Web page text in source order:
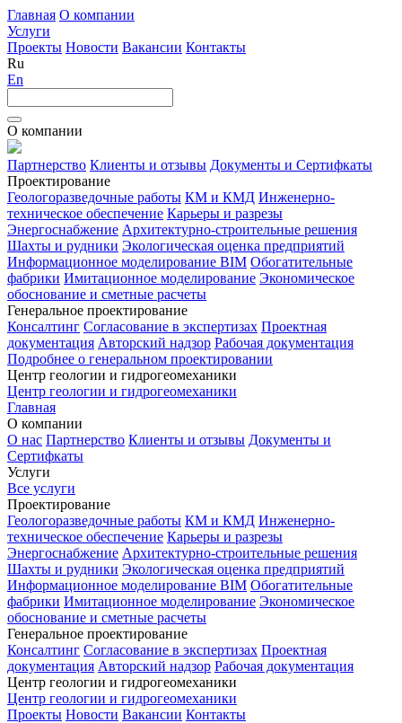
Главная О компании
Услуги
Проекты Новости Вакансии Контакты
Ru
En
О компании
Партнерство Клиенты и отзывы Документы и Сертифкаты
Проектирование
Геологоразведочные работы КМ и КМД Инженерно-
техническое обеспечение Карьеры и разрезы
Энергоснабжение Архитектурно-строительные решения
Шахты и рудники Экологическая оценка предприятий
Информационное моделирование BIM Обогатительные
фабрики Имитационное моделирование Экономическое
обоснование и сметные расчеты
Генеральное проектирование
Консалтинг Согласование в экспертизах Проектная
документация Авторский надзор Рабочая документация
Подробнее о генеральном проектировании
Центр геологии и гидрогеомеханики
Центр геологии и гидрогеомеханики
Главная
О компании
О нас Партнерство Клиенты и отзывы Документы и
Сертифкаты
Услуги
Все услуги
Проектирование
Геологоразведочные работы КМ и КМД Инженерно-
техническое обеспечение Карьеры и разрезы
Энергоснабжение Архитектурно-строительные решения
Шахты и рудники Экологическая оценка предприятий
Информационное моделирование BIM Обогатительные
фабрики Имитационное моделирование Экономическое
обоснование и сметные расчеты
Генеральное проектирование
Консалтинг Согласование в экспертизах Проектная
документация Авторский надзор Рабочая документация
Центр геологии и гидрогеомеханики
Центр геологии и гидрогеомеханики
Проекты Новости Вакансии Контакты